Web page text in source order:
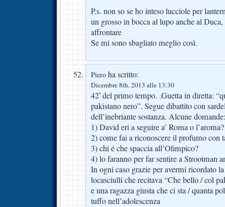
P.s. non so se ho inteso lucciole per
un grosso in bocca al lupo anche al Duca,
affrontare
Se mi sono sbagliato meglio così.
Piero ha scritto:
Dicembre 8th, 2013 alle 13:30
42′ del primo tempo. .Guetta in diretta:
pakistano nero”. Segue dibattito con
dell’inebriante sostanza. Alcune domande:
1) David eri a seguire a’ Roma o l’aroma?
2) come fai a riconoscere il profumo con
3) chi é che spaccia all’Olimpico?
4) lo faranno per far sentire a Strootman
In ogni caso grazie per avermi ricordato
locasciulli che recitava “Che bello / col
e una ragazza giusta che ci sta / quanta
tuffo nell’adolescenza